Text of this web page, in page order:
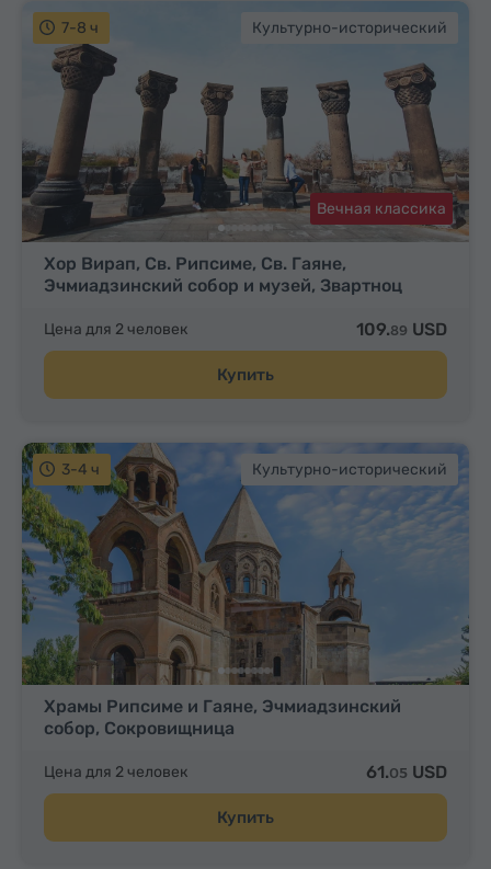
7-8 ч Культурно-исторический
Хор Вирап, Св. Рипсиме, Св. Гаяне,
Эчмиадзинский собор и музей, Звартноц
Вечная классика
Цена для 2 человек 109.89 USD
Купить
3-4 ч Культурно-исторический
Храмы Рипсиме и Гаяне, Эчмиадзинский
собор, Сокровищница
Цена для 2 человек 61.05 USD
Купить